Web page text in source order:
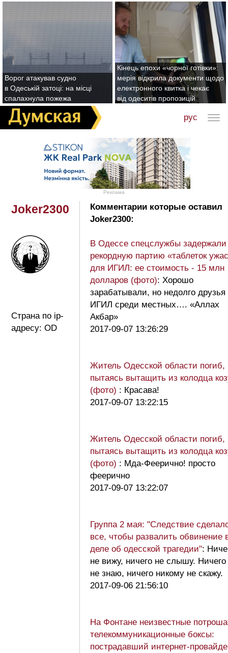
Ворог атакував судно
в Одеській затоці: на місці
спалахнула пожежа
Кінець епохи «чорної готівки»:
мерія відкрила документи щодо
електронного квитка і чекає
від одеситів пропозицій
рус
Реклама
Joker2300
Страна по ip-
адресу: OD
Комментарии которые оставил
Joker2300:
В Одессе спецслужбы задержали
рекордную партию «таблеток
для ИГИЛ: ее стоимость - 15 млн
долларов (фото): Хорошо
зарабатывали, но недолго друзья
ИГИЛ среди местных…. «Аллах
Акбар»
2017-09-07 13:26:29
Житель Одесской области погиб,
пытаясь вытащить из колодца
(фото) : Красава!
2017-09-07 13:22:15
Житель Одесской области погиб,
пытаясь вытащить из колодца
(фото) : Мда-Феерично! просто
феерично
2017-09-07 13:22:07
Группа 2 мая: "Следствие
все, чтобы развалить обвинение
деле об одесской трагедии":
не вижу, ничего не слышу. Ничего
не знаю, ничего никому не скажу.
2017-09-06 21:56:10
На Фонтане неизвестные
телекоммуникационные боксы:
пострадавший интернет-